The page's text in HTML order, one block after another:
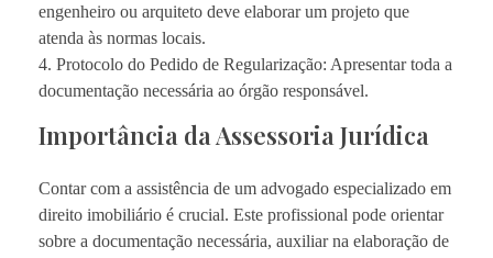
engenheiro ou arquiteto deve elaborar um projeto que
atenda às normas locais.
4. Protocolo do Pedido de Regularização: Apresentar toda a
documentação necessária ao órgão responsável.
Importância da Assessoria Jurídica
Contar com a assistência de um advogado especializado em
direito imobiliário é crucial. Este profissional pode orientar
sobre a documentação necessária, auxiliar na elaboração de